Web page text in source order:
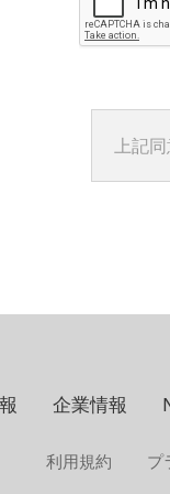
企業情報
利用規約 プ